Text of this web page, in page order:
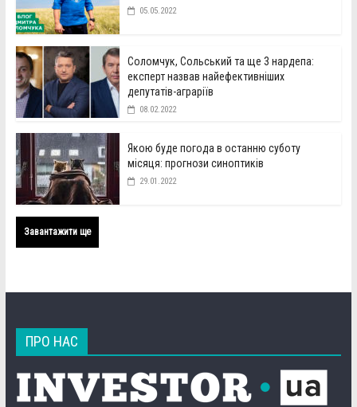
05.05.2022
Соломчук, Сольський та ще 3 нардепа:
експерт назвав найефективніших
депутатів-аграріїв
08.02.2022
Якою буде погода в останню суботу
місяця: прогнози синоптиків
29.01.2022
Завантажити ще
ПРО НАС